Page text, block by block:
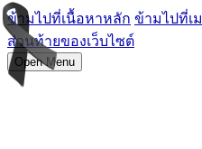
ข้ามไปที่เนื้อหาหลัก ข้ามไปที่เ
ส่วนท้ายของเว็บไซต์
Open Menu